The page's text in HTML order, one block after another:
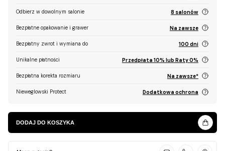
Odbierz w dowolnym salonie 8 salonów
Bezpłatne opakowanie i grawer Na zawsze
Bezpłatny zwrot i wymiana do 100 dni
Unikalne płatności Przedpłata 10% lub Raty 0%
Bezpłatna korekta rozmiaru Na zawsze*
Nieweglowski Protect Dodatkowa ochrona
DODAJ DO KOSZYKA